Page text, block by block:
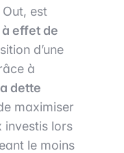
est
effet de
d’une
à
dette
maximiser
investis lors
le moins